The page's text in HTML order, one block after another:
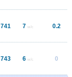
741 7 м/с 0.2
743 6 м/с 0